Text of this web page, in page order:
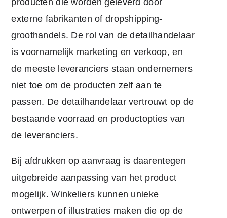
producten die worden geleverd door
externe fabrikanten of dropshipping-
groothandels. De rol van de detailhandelaar
is voornamelijk marketing en verkoop, en
de meeste leveranciers staan ondernemers
niet toe om de producten zelf aan te
passen. De detailhandelaar vertrouwt op de
bestaande voorraad en productopties van
de leveranciers.
Bij afdrukken op aanvraag is daarentegen
uitgebreide aanpassing van het product
mogelijk. Winkeliers kunnen unieke
ontwerpen of illustraties maken die op de